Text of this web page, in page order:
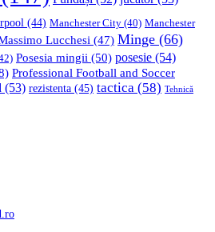
(44) Manchester City (40) Manchester
Lucchesi (47) Minge (66)
Posesia mingii (50) posesie (54)
Professional Football and Soccer
(53) rezistenta (45) tactica (58) Tehnică